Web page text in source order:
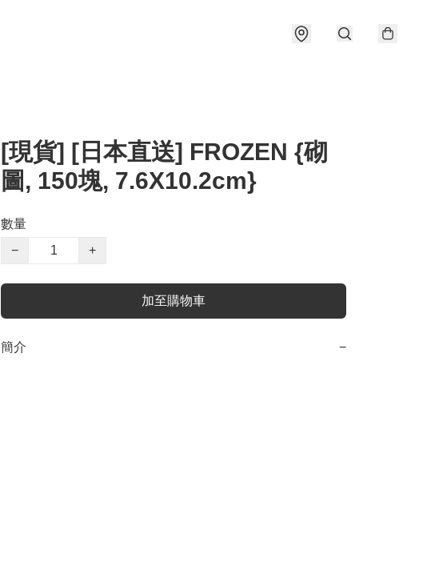
[現貨] [日本直送] FROZEN {砌
圖, 150塊, 7.6X10.2cm}
數量
−
+
加至購物車
簡介 −